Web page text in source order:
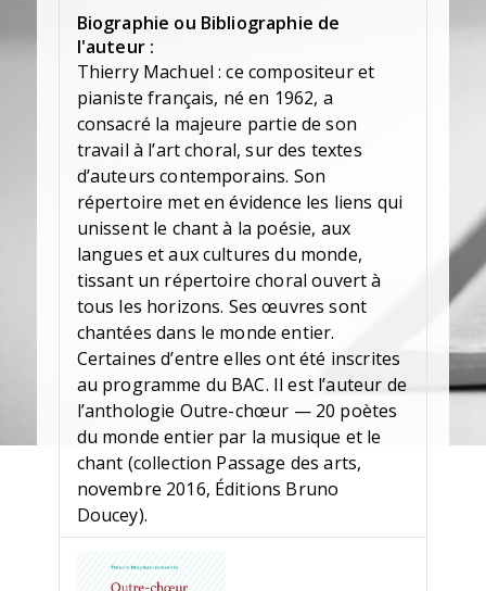
Biographie ou Bibliographie de
l'auteur :
Thierry Machuel : ce compositeur et
pianiste français, né en 1962, a
consacré la majeure partie de son
travail à l’art choral, sur des textes
d’auteurs contemporains. Son
répertoire met en évidence les liens qui
unissent le chant à la poésie, aux
langues et aux cultures du monde,
tissant un répertoire choral ouvert à
tous les horizons. Ses œuvres sont
chantées dans le monde entier.
Certaines d’entre elles ont été inscrites
au programme du BAC. Il est l’auteur de
l’anthologie Outre-chœur — 20 poètes
du monde entier par la musique et le
chant (collection Passage des arts,
novembre 2016, Éditions Bruno
Doucey).